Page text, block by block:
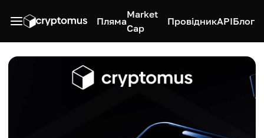
Пляма
Market
Cap
ПровідникAPIБлог